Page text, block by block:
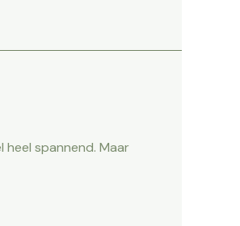
heel spannend. Maar